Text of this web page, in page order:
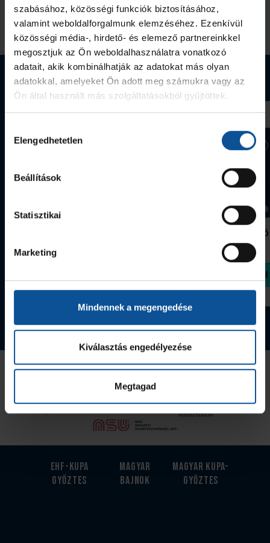
szabásához, közösségi funkciók biztosításához,
valamint weboldalforgalmunk elemzéséhez. Ezenkívül
közösségi média-, hirdető- és elemező partnereinkkel
megosztjuk az Ön weboldalhasználatra vonatkozó
adatait, akik kombinálhatják az adatokat más olyan
adatokkal, amelyeket Ön adott meg számukra vagy az
Ön által használt más szolgáltatásokból gyűjtöttek.
kiválasztása
Elengedhetetlen
Beállítások
Statisztikai
Marketing
Mindennek a megengedése
Kiválasztás engedélyezése
Megtagad
Megnézem az összeset
Akadémia 2026. máj. 21.
Webshop termékek
Tovább a webshopra
Szeged
1 090 Ft
Megvásárolom
Az Utánpótlás kiemelt támogatója
EHF-Kupa
győztes
Magyar
bajnok
Magyar kupa-
győztes